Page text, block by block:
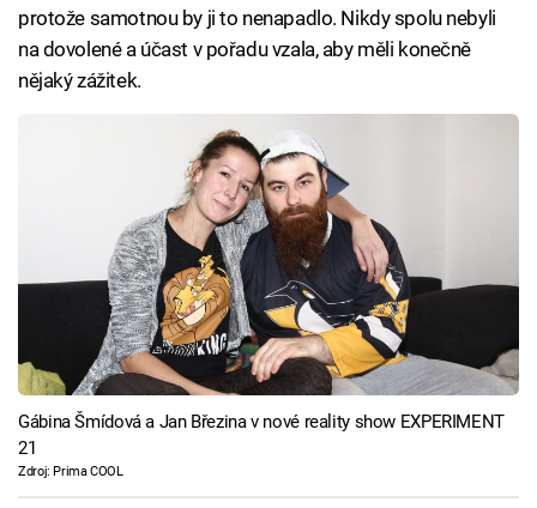
protože samotnou by ji to nenapadlo. Nikdy spolu nebyli
na dovolené a účast v pořadu vzala, aby měli konečně
nějaký zážitek.
Gábina Šmídová a Jan Březina v nové reality show EXPERIMENT
21
Zdroj: Prima COOL